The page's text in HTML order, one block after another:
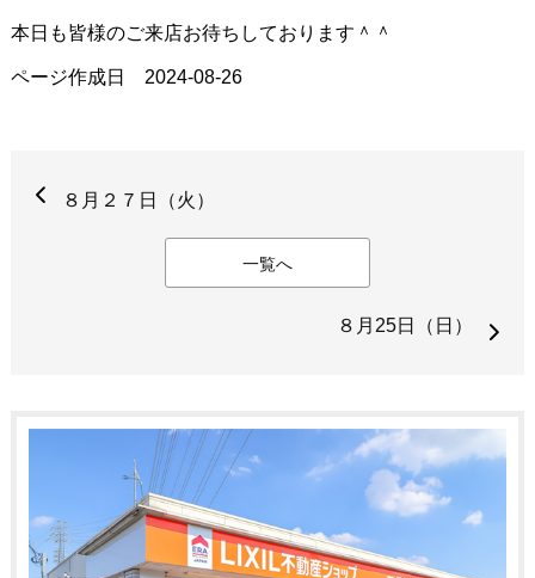
本日も皆様のご来店お待ちしております＾＾
ページ作成日 2024-08-26
８月２７日（火）
一覧へ
８月25日（日）